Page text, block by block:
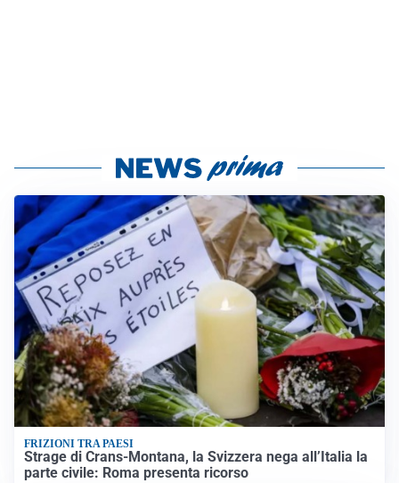
FRIZIONI TRA PAESI
Strage di Crans-Montana, la Svizzera nega all’Italia la
parte civile: Roma presenta ricorso